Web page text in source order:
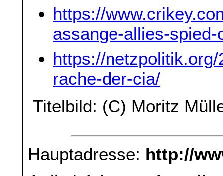
https://
assange-allies-spied-
https://
rache-der-cia/
Titelbild: (C) Moritz
Hauptadresse: http://